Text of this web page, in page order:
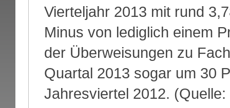
Vierteljahr 2013 mit rund
Minus von lediglich einem
der Überweisungen zu
Quartal 2013 sogar um 30
Jahresviertel 2012.